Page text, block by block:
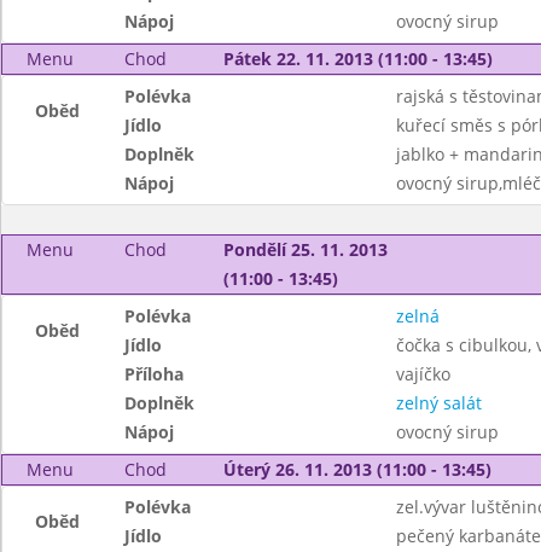
Nápoj
ovocný sirup
Menu
Chod Pátek 22. 11. 2013 (11:00 - 13:45)
Oběd
Polévka
rajská s
Jídlo
kuřecí směs s
Doplněk
jablko +
Nápoj
ovocný
Menu Chod
Pondělí 25. 11. 2013
(11:00 - 13:45)
Oběd
Polévka
zelná
Jídlo
čočka s cibulkou,
Příloha
vajíčko
Doplněk
zelný salát
Nápoj
ovocný sirup
Menu
Chod Úterý 26. 11. 2013 (11:00 - 13:45)
Oběd
Polévka
zel.vývar
Jídlo
pečený